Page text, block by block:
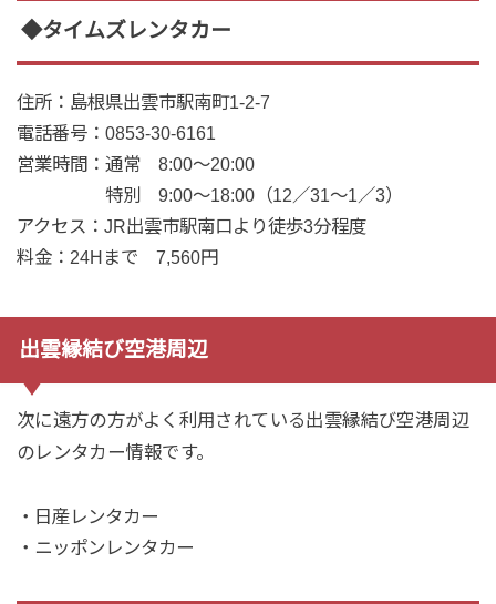
◆タイムズレンタカー
住所：島根県出雲市駅南町1-2-7
電話番号：0853-30-6161
営業時間 ：通常 8:00～20:00
特別 9:00～18:00（12／31～1／3）
アクセス ：JR出雲市駅南口より徒歩3分程度
料金： 24Hまで 7,560円
出雲縁結び空港周辺
次に遠方の方がよく利用されている出雲縁結び空港周辺
のレンタカー情報です。
・日産レンタカー
・ニッポンレンタカー